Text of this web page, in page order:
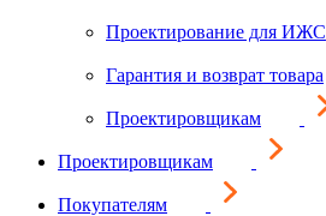
Проектирование для ИЖС
Гарантия и возврат товара
Проектировщикам
Проектировщикам
Покупателям